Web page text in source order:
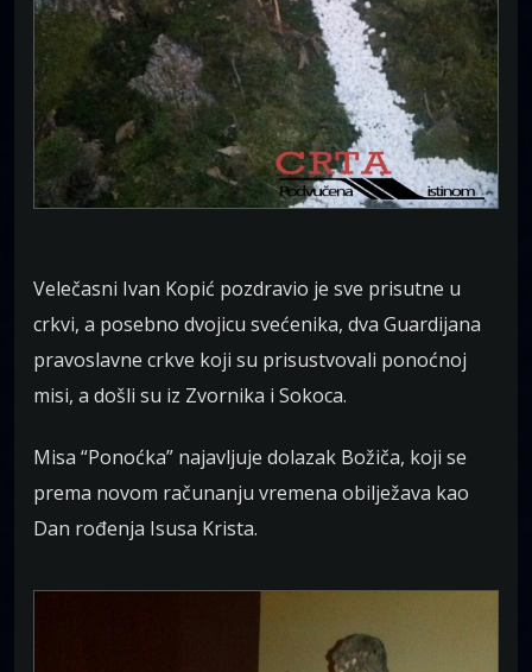
Velečasni Ivan Kopić pozdravio je sve prisutne u
crkvi, a posebno dvojicu svećenika, dva Guardijana
pravoslavne crkve koji su prisustvovali ponoćnoj
misi, a došli su iz Zvornika i Sokoca.
Misa “Ponoćka” najavljuje dolazak Božiča, koji se
prema novom računanju vremena obilježava kao
Dan rođenja Isusa Krista.